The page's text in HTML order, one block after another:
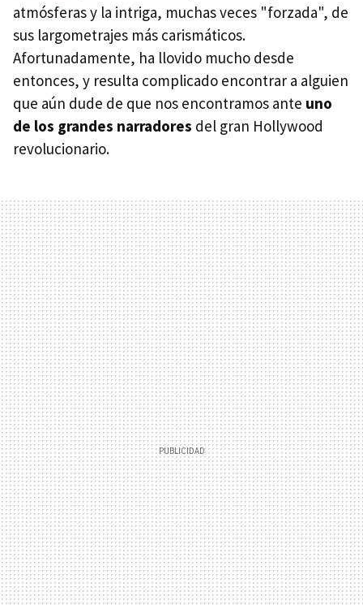
atmósferas y la intriga, muchas veces "forzada", de
sus largometrajes más carismáticos.
Afortunadamente, ha llovido mucho desde
entonces, y resulta complicado encontrar a alguien
que aún dude de que nos encontramos ante uno
de los grandes narradores del gran Hollywood
revolucionario.